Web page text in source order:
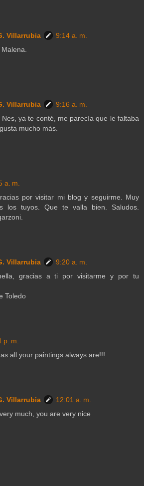
Villarrubia
9:14 a. m.
Villarrubia
9:16 a. m.
Nes, ya te conté, me parecía que le faltaba
mucho más.
a. m.
por visitar mi blog y seguirme. Muy
los tuyos. Que te valla bien. Saludos.
Villarrubia
9:20 a. m.
gracias a ti por visitarme y por tu
Toledo
p. m.
all your paintings always are!!!
Villarrubia
12:01 a. m.
much, you are very nice